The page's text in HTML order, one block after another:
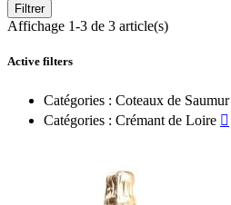
Filtrer
Affichage 1-3 de 3 article(s)
Active filters
Catégories : Coteaux de Saumur
Catégories : Crémant de Loire 